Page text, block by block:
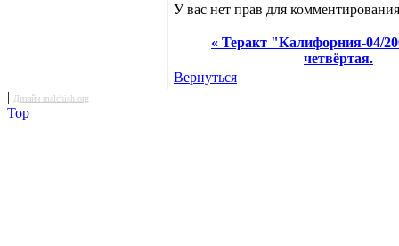
У вас нет прав для
« Теракт "Калифорния-04/
четвёртая.
Вернуться
| Дизайн malchish.org
Top